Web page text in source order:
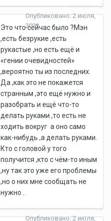
Жалоба
Опубликовано:2 июля,
2022
Это что сейчас было ?Мэн
,есть безрукие ,есть
рукастые ,но есть ещё и
«гении очевидностей»
,вероятно ты из последних.
Да ,как это не покажется
странным ,это ещё нужно и
разобрать и ещё что-то
делать руками ,то есть не
ходить вокруг а оно само
как-нибудь ,а делать руками.
Кто с головой у того
получится ,кто с чём-то иным
,ну так это уже его проблемы
,но о них мне сообщать не
нужно .
Жалоба
Опубликовано:2 июля,